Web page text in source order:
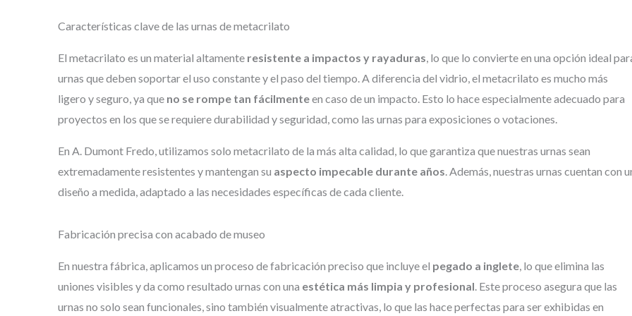
Características clave de las urnas de metacrilato
El metacrilato es un material altamente resistente a impactos y rayaduras , lo que lo convierte en una opción ideal
urnas que deben soportar el uso constante y el paso del tiempo. A diferencia del vidrio, el metacrilato es mucho más
ligero y seguro, ya que no se rompe tan fácilmenteen caso de un impacto. Esto lo hace especialmente adecuado para
proyectos en los que se requiere durabilidad y seguridad, como las urnas para exposiciones o votaciones.
En A. Dumont Fredo, utilizamos solo metacrilato de la más alta calidad, lo que garantiza que nuestras urnas sean
extremadamente resistentes y mantengan su aspecto impecable durante años . Además, nuestras urnas cuentan con
diseño a medida, adaptado a las necesidades específicas de cada cliente.
Fabricación precisa con acabado de museo
En nuestra fábrica, aplicamos un proceso de fabricación preciso que incluye el pegado a inglete , lo que elimina las
uniones visibles y da como resultado urnas con una estética más limpia y profesional . Este proceso asegura que las
urnas no solo sean funcionales, sino también visualmente atractivas, lo que las hace perfectas para ser exhibidas en